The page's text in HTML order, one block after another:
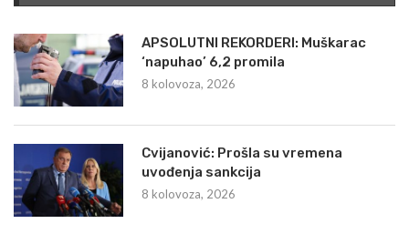
APSOLUTNI REKORDERI: Muškarac
‘napuhao’ 6,2 promila
8 kolovoza, 2026
Cvijanović: Prošla su vremena
uvođenja sankcija
8 kolovoza, 2026